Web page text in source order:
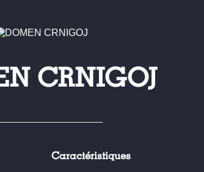
CRNIGOJ
Caractéristiques